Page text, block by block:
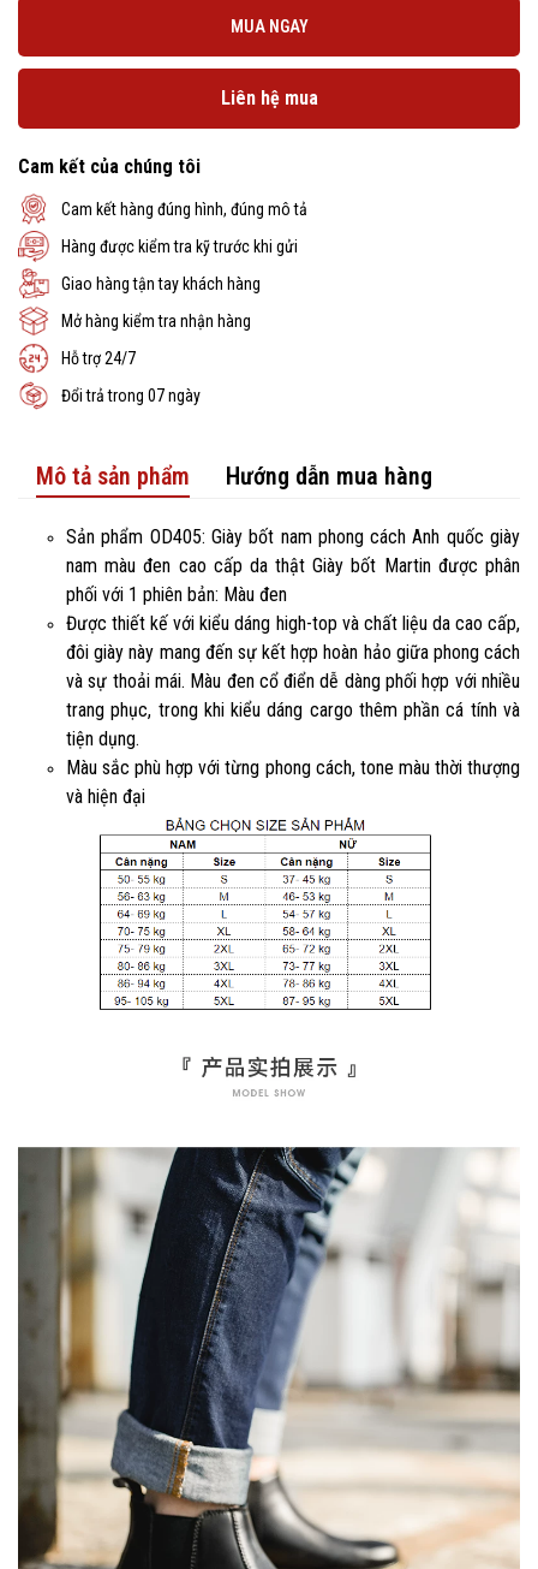
MUA NGAY
Liên hệ mua
Cam kết của chúng tôi
Cam kết hàng đúng hình, đúng mô tả
Hàng được kiểm tra kỹ trước khi gửi
Giao hàng tận tay khách hàng
Mở hàng kiểm tra nhận hàng
Hỗ trợ 24/7
Đổi trả trong 07 ngày
Mô tả sản phẩm Hướng dẫn mua hàng
Sản phẩm OD405: Giày bốt nam phong cách Anh quốc giày
nam màu đen cao cấp da thật Giày bốt Martin được phân
phối với 1 phiên bản: Màu đen
Được thiết kế với kiểu dáng high-top và chất liệu da cao cấp,
đôi giày này mang đến sự kết hợp hoàn hảo giữa phong cách
và sự thoải mái. Màu đen cổ điển dễ dàng phối hợp với nhiều
trang phục, trong khi kiểu dáng cargo thêm phần cá tính và
tiện dụng.
Màu sắc phù hợp với từng phong cách, tone màu thời thượng
và hiện đại